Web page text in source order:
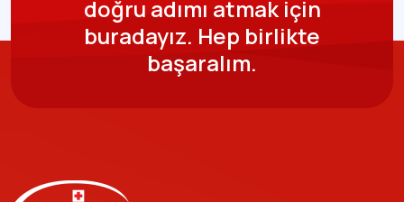
doğru adımı atmak için
buradayız. Hep birlikte
başaralım.